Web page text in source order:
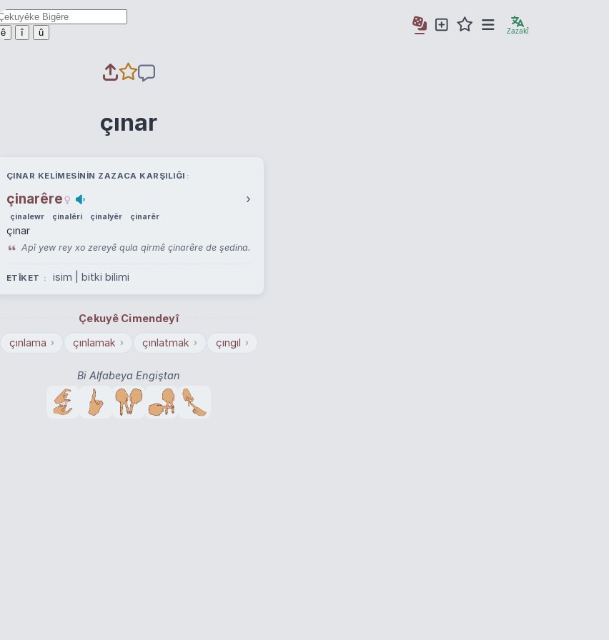
ê î û Zazakî
çınar
ÇINAR KELIMESININ ZAZACA KARŞILIĞI
çinarêre ›
çinalewr çinalêri çinalyêr çinarêr
çınar
Apî yew rey xo zereyê qula qirmê çinarêre de şedina.
ETÎKET isim | bitki bilimi
Çekuyê Cimendeyî
çınlama › çınlamak › çınlatmak › çıngıl ›
Bi Alfabeya Engiştan